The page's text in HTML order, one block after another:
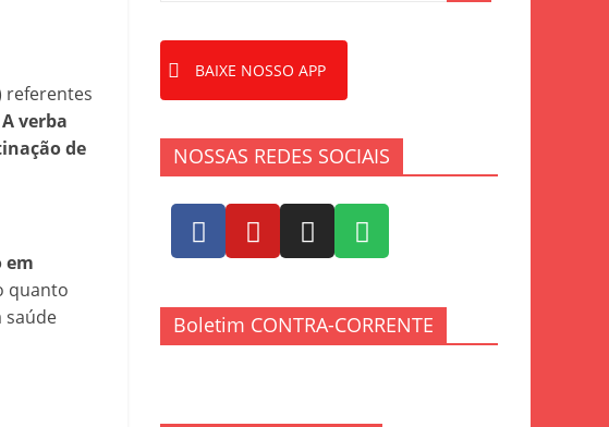
referentes
A verba
de
em
quanto
saúde
BAIXE NOSSO APP
NOSSAS REDES SOCIAIS
Boletim CONTRA-CORRENTE